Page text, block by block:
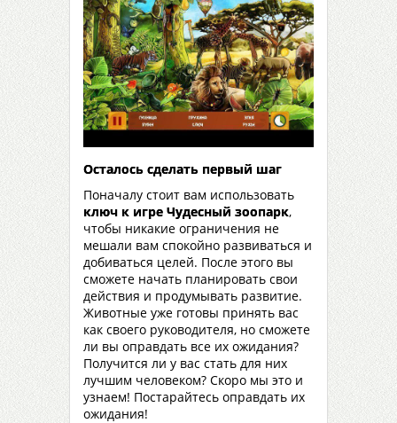
Осталось сделать первый шаг
Поначалу стоит вам использовать
ключ к игре Чудесный зоопарк,
чтобы никакие ограничения не
мешали вам спокойно развиваться и
добиваться целей. После этого вы
сможете начать планировать свои
действия и продумывать развитие.
Животные уже готовы принять вас
как своего руководителя, но сможете
ли вы оправдать все их ожидания?
Получится ли у вас стать для них
лучшим человеком? Скоро мы это и
узнаем! Постарайтесь оправдать их
ожидания!